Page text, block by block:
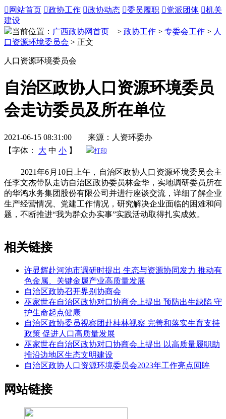
 网站首页 政协工作 政协动态 委员履职 党派团体 机关
建设
当前位置： 广西政协网首页 > 政协工作 > 专委会工作 > 人
口资源环境委员会 > 正文
人口资源环境委员会
自治区政协人口资源环境委员
会走访委员及所在单位
2021-06-15 08:31:00 来源：人资环委办
【字体：
大 中 小 】 打印
2021年6月10日上午，自治区政协人口资源环境委员会主
任李文杰带队走访自治区政协委员林金华，实地调研委员所在
的华鸿水务集团股份有限公司并进行座谈交流，详细了解企业
生产经营情况、党建工作情况，研究解决企业面临的困难和问
题，不断推进“我为群众办实事”实践活动取得扎实成效。
相关链接
许显辉赴河池市调研时提出 生态与资源协同发力 推动有
色金属、关键金属产业高质量发展
自治区政协召开界别协商会
巫家世在自治区政协对口协商会上提出 预防出生缺陷 守
护生命起点健康
自治区政协委员视察团赴桂林视察 完善和落实生育支持
政策 促进人口高质量发展
巫家世在自治区政协对口协商会上提出 以高质量履职助
推沿边地区生态文明建设
自治区政协人口资源环境委员会2023年工作亮点回眸
网站链接